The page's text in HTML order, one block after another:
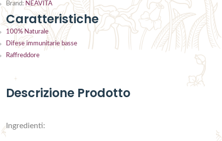
Brand: NEAVITA
Caratteristiche
100% Naturale
Difese immunitarie basse
Raffreddore
Descrizione Prodotto
Ingredienti: